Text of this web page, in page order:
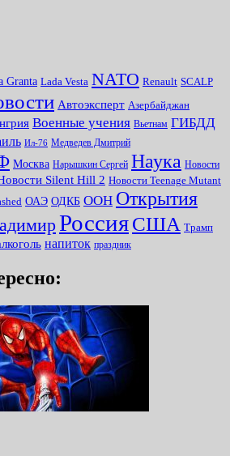
Granta Lada Vesta NATO Renault SCALP
Автоэксперт Азербайджан
Военные учения Вьетнам ГИБДД
Ил-76 Медведев Дмитрий
Москва Нарышкин Сергей Наука Новости
Silent Hill 2 Новости Teenage Mutant
ОАЭ ОДКБ ООН Открытия
РоссияСША Трамп
напиток праздник